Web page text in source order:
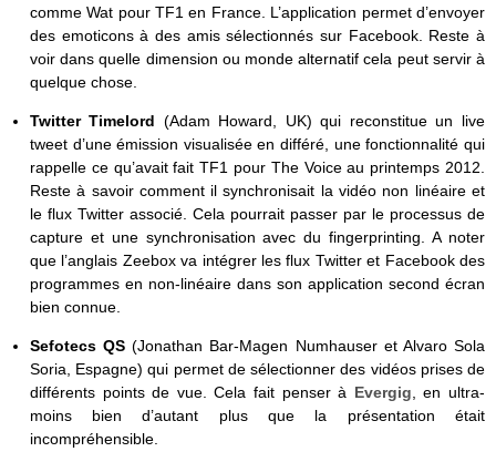
comme Wat pour TF1 en France. L’application permet d’envoyer
des emoticons à des amis sélectionnés sur Facebook. Reste à
voir dans quelle dimension ou monde alternatif cela peut servir à
quelque chose.
Twitter Timelord (Adam Howard, UK) qui reconstitue un live
tweet d’une émission visualisée en différé, une fonctionnalité qui
rappelle ce qu’avait fait TF1 pour The Voice au printemps 2012.
Reste à savoir comment il synchronisait la vidéo non linéaire et
le flux Twitter associé. Cela pourrait passer par le processus de
capture et une synchronisation avec du fingerprinting. A noter
que l’anglais Zeebox va intégrer les flux Twitter et Facebook des
programmes en non-linéaire dans son application second écran
bien connue.
Sefotecs QS(Jonathan Bar-Magen Numhauser et Alvaro Sola
Soria, Espagne) qui permet de sélectionner des vidéos prises de
différents points de vue. Cela fait penser à Evergig, en ultra-
moins bien d’autant plus que la présentation était
incompréhensible.